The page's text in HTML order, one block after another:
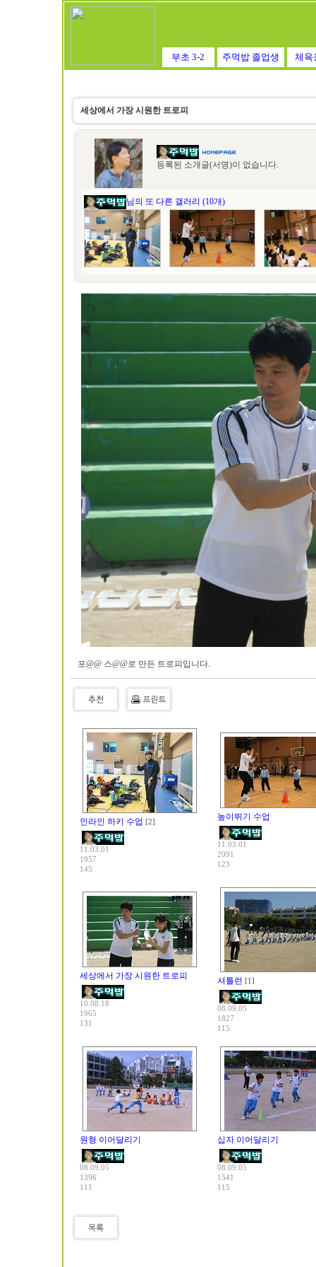
부초 3-2 주먹밥 졸업생 체육
세상에서 가장 시원한 트로피
등록된 소개글(서명)이 없습니다.
님의 또 다른 갤러리 (10개)
포@@ 스@@로 만든 트로피입니다.
인라인 하키 수업 [2]
11.03.01
1957
145
높이뛰기 수업
11.03.01
2091
123
세상에서 가장 시원한 트로피
10.08.18
1965
131
셔틀런 [1]
08.09.05
1827
115
원형 이어달리기
08.09.05
1396
111
십자 이어달리기
08.09.05
1541
115